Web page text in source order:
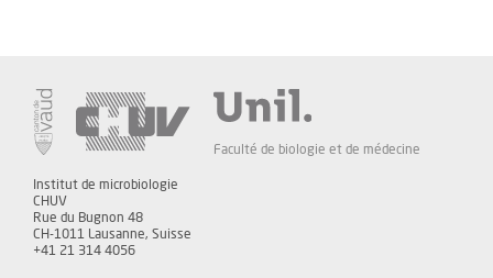
Faculté de biologie et de médecine
Institut de microbiologie
CHUV
Rue du Bugnon 48
CH-1011 Lausanne, Suisse
+41 21 314 4056